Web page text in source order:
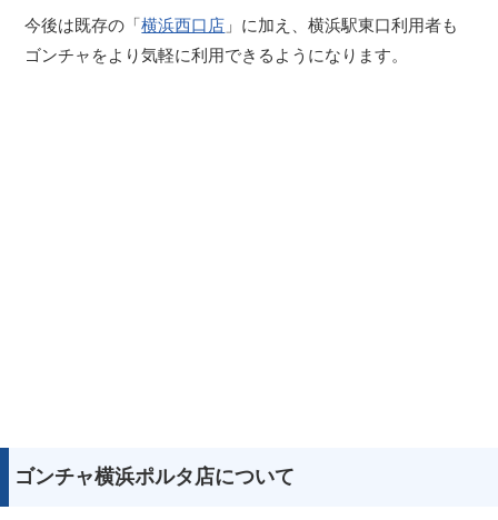
今後は既存の「横浜西口店 」に加え、横浜駅東口利用者も
ゴンチャをより気軽に利用できるようになります。
ゴンチャ横浜ポルタ店について